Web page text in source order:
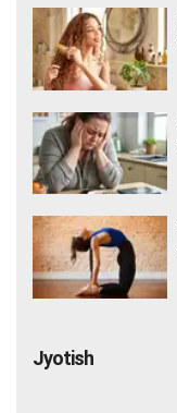
Jyotish